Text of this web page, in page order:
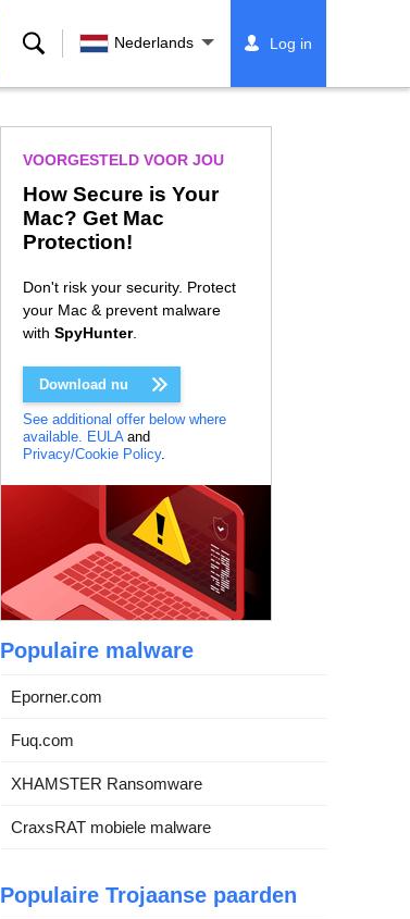
Zoeken Nederlands Log in
VOORGESTELD VOOR JOU
How Secure is Your
Mac? Get Mac
Protection!
Don't risk your security. Protect
your Mac & prevent malware
with SpyHunter.
Download nu
See additional offer below where
available. EULAand
Privacy/Cookie Policy.
Populaire malware
Eporner.com
Fuq.com
XHAMSTER Ransomware
CraxsRAT mobiele malware
Populaire Trojaanse paarden